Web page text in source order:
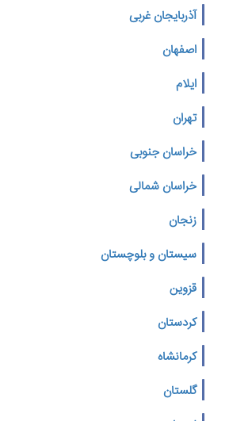
آذربایجان غربی
اصفهان
ایلام
تهران
خراسان جنوبی
خراسان شمالی
زنجان
سیستان و بلوچستان
قزوین
کردستان
کرمانشاه
گلستان